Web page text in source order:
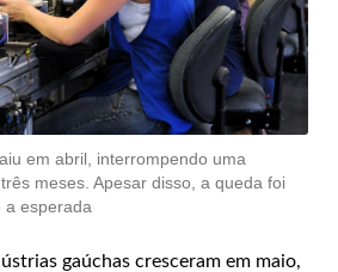
em abril, interrompendo uma
meses. Apesar disso, a queda foi
a esperada
gaúchas cresceram em maio,